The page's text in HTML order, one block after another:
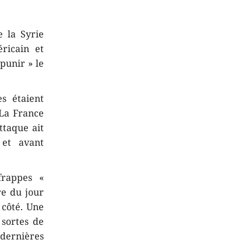
la Syrie
et
» le
étaient
France
ait
avant
«
du jour
Une
de